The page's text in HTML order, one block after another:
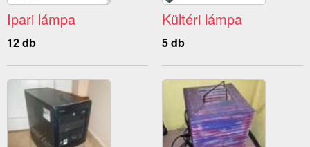
Ipari lámpa
12 db
Kültéri lámpa
5 db